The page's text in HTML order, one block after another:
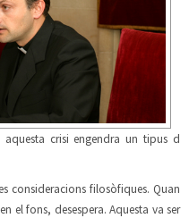
crisi engendra un tipus d
consideracions filosòfiques. Quan
el fons, desespera. Aquesta va ser